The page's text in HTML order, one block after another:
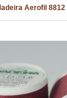
Aerofil